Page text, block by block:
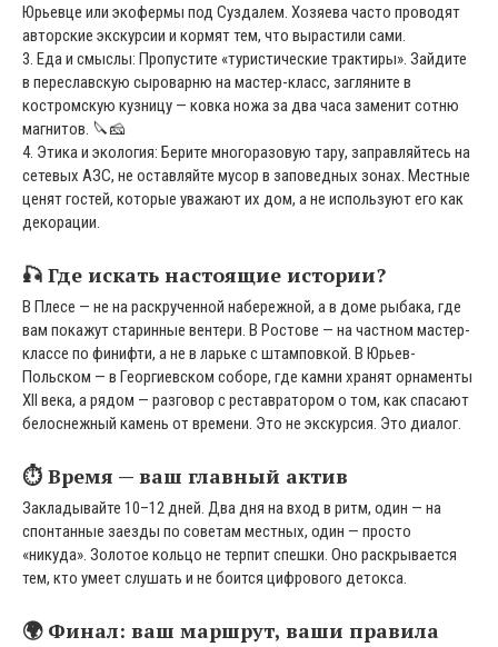
Юрьевце или экофермы под Суздалем. Хозяева часто проводят
авторские экскурсии и кормят тем, что вырастили сами.
3. Еда и смыслы: Пропустите «туристические трактиры». Зайдите
в переславскую сыроварню на мастер-класс, загляните в
костромскую кузницу — ковка ножа за два часа заменит сотню
магнитов. 🔪🧀
4. Этика и экология: Берите многоразовую тару, заправляйтесь на
сетевых АЗС, не оставляйте мусор в заповедных зонах. Местные
ценят гостей, которые уважают их дом, а не используют его как
декорации.
🎣 Где искать настоящие истории?
В Плесе — не на раскрученной набережной, а в доме рыбака, где
вам покажут старинные вентери. В Ростове — на частном мастер-
классе по финифти, а не в ларьке с штамповкой. В Юрьев-
Польском — в Георгиевском соборе, где камни хранят орнаменты
XII века, а рядом — разговор с реставратором о том, как спасают
белоснежный камень от времени. Это не экскурсия. Это диалог.
⏱️ Время — ваш главный актив
Закладывайте 10–12 дней. Два дня на вход в ритм, один — на
спонтанные заезды по советам местных, один — просто
«никуда». Золотое кольцо не терпит спешки. Оно раскрывается
тем, кто умеет слушать и не боится цифрового детокса.
🌍 Финал: ваш маршрут, ваши правила